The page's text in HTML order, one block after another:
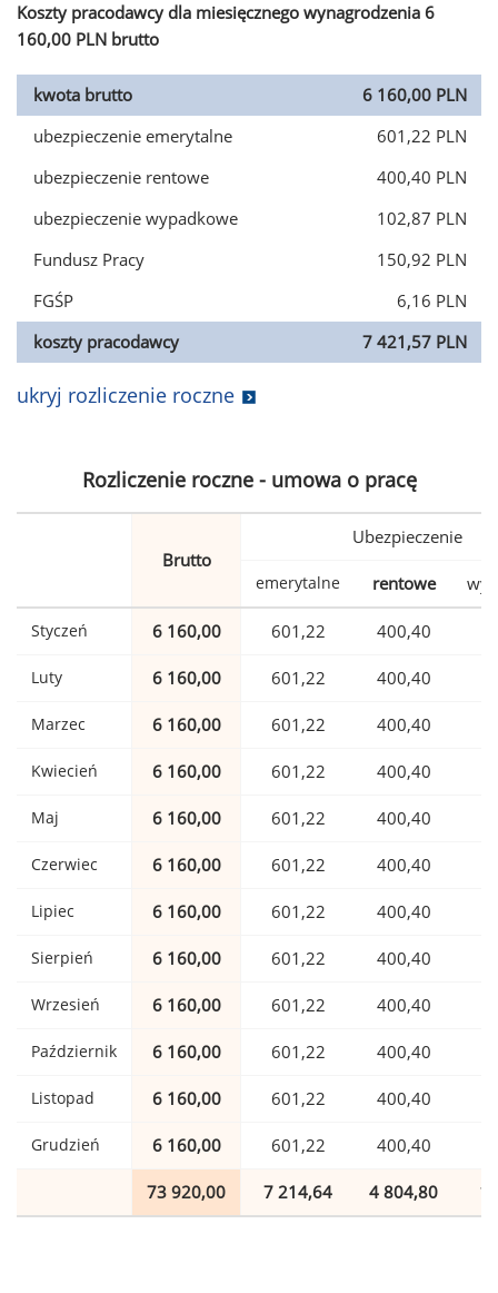
Koszty pracodawcy dla miesięcznego wynagrodzenia 6
160,00 PLN brutto
kwota brutto
6 160,00 PLN
ubezpieczenie emerytalne
601,22 PLN
ubezpieczenie rentowe
400,40 PLN
ubezpieczenie wypadkowe
102,87 PLN
Fundusz Pracy
150,92 PLN
FGŚP
6,16 PLN
koszty pracodawcy
7 421,57 PLN
ukryj rozliczenie roczne
Rozliczenie roczne - umowa o pracę
Brutto
Ubezpieczenie
emerytalne rentowe
Styczeń 6 160,00 601,22 400,40
Luty 6 160,00 601,22 400,40
Marzec 6 160,00 601,22 400,40
Kwiecień 6 160,00 601,22 400,40
Maj 6 160,00 601,22 400,40
Czerwiec 6 160,00 601,22 400,40
Lipiec 6 160,00 601,22 400,40
Sierpień 6 160,00 601,22 400,40
Wrzesień 6 160,00 601,22 400,40
Październik 6 160,00 601,22 400,40
Listopad 6 160,00 601,22 400,40
Grudzień 6 160,00 601,22 400,40
73 920,00 7 214,64 4 804,80 1